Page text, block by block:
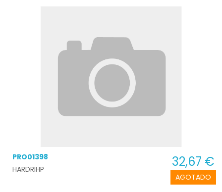
AGOTADO
PRO01398
HARDRIHP
32,67 €